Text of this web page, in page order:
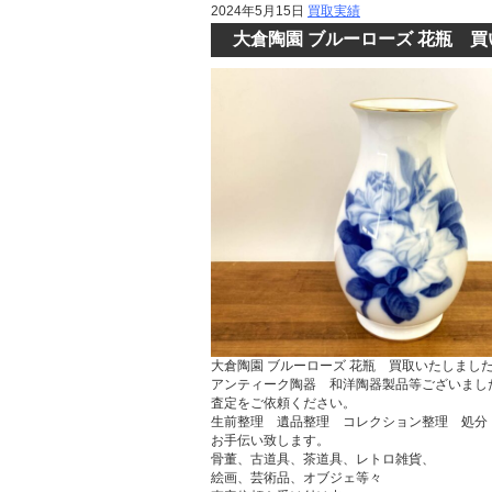
2024年5月15日 買取実績
大倉陶園 ブルーローズ 花瓶 買
大倉陶園 ブルーローズ 花瓶 買取いたしました
アンティーク陶器 和洋陶器製品等ございまし
査定をご依頼ください。
生前整理 遺品整理 コレクション整理 処
お手伝い致します。
骨董、古道具、茶道具、レトロ雑貨、
絵画、芸術品、オブジェ等々